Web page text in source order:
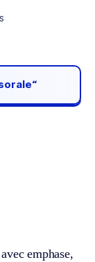
emphase,